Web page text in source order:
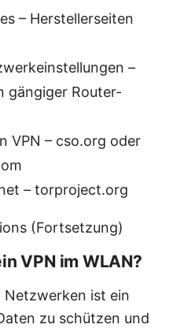
– Herstellerseiten
–
gängiger Router-
VPN – cso.org oder
– torproject.org
(Fortsetzung)
VPN im WLAN?
Netzwerken ist ein
zu schützen und